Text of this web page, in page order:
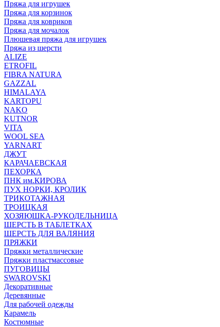
Пряжа для игрушек
Пряжа для корзинок
Пряжа для ковриков
Пряжа для мочалок
Плюшевая пряжа для игрушек
Пряжа из шерсти
ALIZE
ETROFIL
FIBRA NATURA
GAZZAL
HIMALAYA
KARTOPU
NAKO
KUTNOR
VITA
WOOL SEA
YARNART
ДЖУТ
КАРАЧАЕВСКАЯ
ПЕХОРКА
ПНК им.КИРОВА
ПУХ НОРКИ, КРОЛИК
ТРИКОТАЖНАЯ
ТРОИЦКАЯ
ХОЗЯЮШКА-РУКОДЕЛЬНИЦА
ШЕРСТЬ В ТАБЛЕТКАХ
ШЕРСТЬ ДЛЯ ВАЛЯНИЯ
ПРЯЖКИ
Пряжки металлические
Пряжки пластмассовые
ПУГОВИЦЫ
SWAROVSKI
Декоративные
Деревянные
Для рабочей одежды
Карамель
Костюмные